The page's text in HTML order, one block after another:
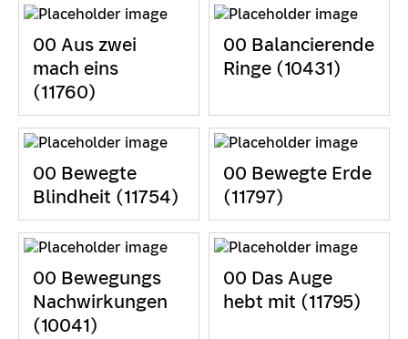
00 Aus zwei
mach eins
(11760)
00 Balancierende
Ringe (10431)
00 Bewegte
Blindheit (11754)
00 Bewegte Erde
(11797)
00 Bewegungs
Nachwirkungen
(10041)
00 Das Auge
hebt mit (11795)